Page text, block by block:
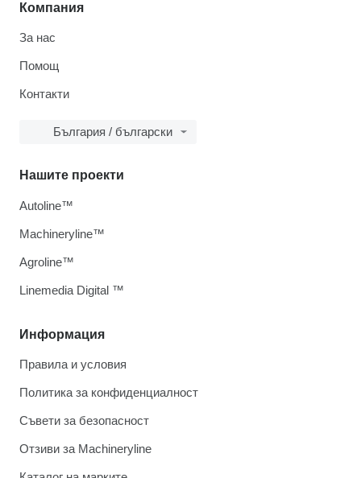
Компания
За нас
Помощ
Контакти
България / български
Информация
Правила и условия
Политика за конфиденциалност
Съвети за безопасност
Отзиви за Machineryline
Нашите проекти
Autoline™
Machineryline™
Agroline™
Linemedia Digital ™